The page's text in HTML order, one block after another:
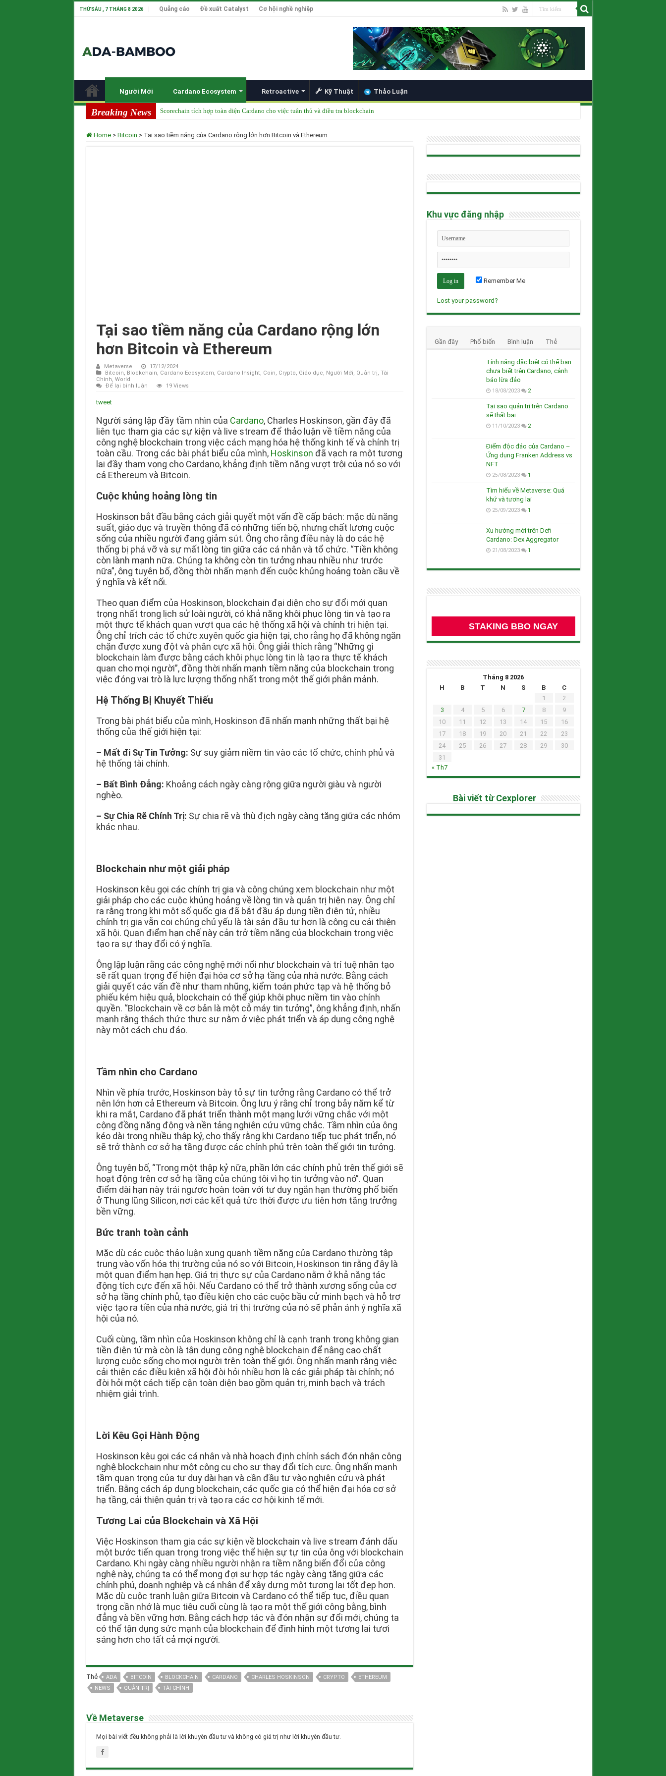
THỨ SÁU , 7 THÁNG 8 2026 Quảng cáo Đề xuất Catalyst Cơ hội nghề nghiệp
Người Mới Cardano Ecosystem Retroactive Kỹ Thuật Thảo Luận
Breaking News Scorechain tích hợp toàn diện Cardano cho việc tuân thủ và điều tra blockchain
Input Output Tiên Phong Đổi Mới Hợp Đồng Thông Minh cho Bitcoin, Mở Khóa DeFi và Tích Hợp Cardano
Home > Bitcoin > Tại sao tiềm năng của Cardano rộng lớn hơn Bitcoin và Ethereum
Tại sao tiềm năng của Cardano rộng lớn
hơn Bitcoin và Ethereum
Metaverse
17/12/2024
Bitcoin, Blockchain, Cardano Ecosystem, Cardano Insight, Coin, Crypto, Giáo dục, Người Mới, Quản trị, Tài
Chính, World
Để lại bình luận
19 Views
tweet
Người sáng lập đầy tầm nhìn của Cardano, Charles Hoskinson, gần đây đã
liên tục tham gia các sự kiện và live stream để thảo luận về tiềm năng của
công nghệ blockchain trong việc cách mạng hóa hệ thống kinh tế và chính trị
toàn cầu. Trong các bài phát biểu của mình, Hoskinson đã vạch ra một tương
lai đầy tham vọng cho Cardano, khẳng định tiềm năng vượt trội của nó so với
cả Ethereum và Bitcoin.
Cuộc khủng hoảng lòng tin
Hoskinson bắt đầu bằng cách giải quyết một vấn đề cấp bách: mặc dù năng
suất, giáo dục và truyền thông đã có những tiến bộ, nhưng chất lượng cuộc
sống của nhiều người đang giảm sút. Ông cho rằng điều này là do các hệ
thống bị phá vỡ và sự mất lòng tin giữa các cá nhân và tổ chức. “Tiền không
còn lành mạnh nữa. Chúng ta không còn tin tưởng nhau nhiều như trước
nữa”, ông tuyên bố, đồng thời nhấn mạnh đến cuộc khủng hoảng toàn cầu về
ý nghĩa và kết nối.
Theo quan điểm của Hoskinson, blockchain đại diện cho sự đổi mới quan
trọng nhất trong lịch sử loài người, có khả năng khôi phục lòng tin và tạo ra
một thực tế khách quan vượt qua các hệ thống xã hội và chính trị hiện tại.
Ông chỉ trích các tổ chức xuyên quốc gia hiện tại, cho rằng họ đã không ngăn
chặn được xung đột và phân cực xã hội. Ông giải thích rằng “Những gì
blockchain làm được bằng cách khôi phục lòng tin là tạo ra thực tế khách
quan cho mọi người”, đồng thời nhấn mạnh tiềm năng của blockchain trong
việc đóng vai trò là lực lượng thống nhất trong một thế giới phân mảnh.
Hệ Thống Bị Khuyết Thiếu
Trong bài phát biểu của mình, Hoskinson đã nhấn mạnh những thất bại hệ
thống của thế giới hiện tại:
– Mất đi Sự Tin Tưởng: Sự suy giảm niềm tin vào các tổ chức, chính phủ và
hệ thống tài chính.
– Bất Bình Đẳng: Khoảng cách ngày càng rộng giữa người giàu và người
nghèo.
– Sự Chia Rẽ Chính Trị: Sự chia rẽ và thù địch ngày càng tăng giữa các nhóm
khác nhau.
Blockchain như một giải pháp
Hoskinson kêu gọi các chính trị gia và công chúng xem blockchain như một
giải pháp cho các cuộc khủng hoảng về lòng tin và quản trị hiện nay. Ông chỉ
ra rằng trong khi một số quốc gia đã bắt đầu áp dụng tiền điện tử, nhiều
chính trị gia vẫn coi chúng chủ yếu là tài sản đầu tư hơn là công cụ cải thiện
xã hội. Quan điểm hạn chế này cản trở tiềm năng của blockchain trong việc
tạo ra sự thay đổi có ý nghĩa.
Ông lập luận rằng các công nghệ mới nổi như blockchain và trí tuệ nhân tạo
sẽ rất quan trọng để hiện đại hóa cơ sở hạ tầng của nhà nước. Bằng cách
giải quyết các vấn đề như tham nhũng, kiểm toán phức tạp và hệ thống bỏ
phiếu kém hiệu quả, blockchain có thể giúp khôi phục niềm tin vào chính
quyền. “Blockchain về cơ bản là một cỗ máy tin tưởng”, ông khẳng định, nhấn
mạnh rằng thách thức thực sự nằm ở việc phát triển và áp dụng công nghệ
này một cách chu đáo.
Tầm nhìn cho Cardano
Nhìn về phía trước, Hoskinson bày tỏ sự tin tưởng rằng Cardano có thể trở
nên lớn hơn cả Ethereum và Bitcoin. Ông lưu ý rằng chỉ trong bảy năm kể từ
khi ra mắt, Cardano đã phát triển thành một mạng lưới vững chắc với một
cộng đồng năng động và nền tảng nghiên cứu vững chắc. Tầm nhìn của ông
kéo dài trong nhiều thập kỷ, cho thấy rằng khi Cardano tiếp tục phát triển, nó
sẽ trở thành cơ sở hạ tầng được các chính phủ trên toàn thế giới tin tưởng.
Ông tuyên bố, “Trong một thập kỷ nữa, phần lớn các chính phủ trên thế giới sẽ
hoạt động trên cơ sở hạ tầng của chúng tôi vì họ tin tưởng vào nó”. Quan
điểm dài hạn này trái ngược hoàn toàn với tư duy ngắn hạn thường phổ biến
ở Thung lũng Silicon, nơi các kết quả tức thời được ưu tiên hơn tăng trưởng
bền vững.
Bức tranh toàn cảnh
Mặc dù các cuộc thảo luận xung quanh tiềm năng của Cardano thường tập
trung vào vốn hóa thị trường của nó so với Bitcoin, Hoskinson tin rằng đây là
một quan điểm hạn hẹp. Giá trị thực sự của Cardano nằm ở khả năng tác
động tích cực đến xã hội. Nếu Cardano có thể trở thành xương sống của cơ
sở hạ tầng chính phủ, tạo điều kiện cho các cuộc bầu cử minh bạch và hỗ trợ
việc tạo ra tiền của nhà nước, giá trị thị trường của nó sẽ phản ánh ý nghĩa xã
hội của nó.
Cuối cùng, tầm nhìn của Hoskinson không chỉ là cạnh tranh trong không gian
tiền điện tử mà còn là tận dụng công nghệ blockchain để nâng cao chất
lượng cuộc sống cho mọi người trên toàn thế giới. Ông nhấn mạnh rằng việc
cải thiện các điều kiện xã hội đòi hỏi nhiều hơn là các giải pháp tài chính; nó
đòi hỏi một cách tiếp cận toàn diện bao gồm quản trị, minh bạch và trách
nhiệm giải trình.
Lời Kêu Gọi Hành Động
Hoskinson kêu gọi các cá nhân và nhà hoạch định chính sách đón nhận công
nghệ blockchain như một công cụ cho sự thay đổi tích cực. Ông nhấn mạnh
tầm quan trọng của tư duy dài hạn và cần đầu tư vào nghiên cứu và phát
triển. Bằng cách áp dụng blockchain, các quốc gia có thể hiện đại hóa cơ sở
hạ tầng, cải thiện quản trị và tạo ra các cơ hội kinh tế mới.
Tương Lai của Blockchain và Xã Hội
Việc Hoskinson tham gia các sự kiện về blockchain và live stream đánh dấu
một bước tiến quan trọng trong việc thể hiện sự tự tin của ông với blockchain
Cardano. Khi ngày càng nhiều người nhận ra tiềm năng biến đổi của công
nghệ này, chúng ta có thể mong đợi sự hợp tác ngày càng tăng giữa các
chính phủ, doanh nghiệp và cá nhân để xây dựng một tương lai tốt đẹp hơn.
Mặc dù cuộc tranh luận giữa Bitcoin và Cardano có thể tiếp tục, điều quan
trọng cần nhớ là mục tiêu cuối cùng là tạo ra một thế giới công bằng, bình
đẳng và bền vững hơn. Bằng cách hợp tác và đón nhận sự đổi mới, chúng ta
có thể tận dụng sức mạnh của blockchain để định hình một tương lai tươi
sáng hơn cho tất cả mọi người.
Thẻ ADA BITCOIN BLOCKCHAIN CARDANO CHARLES HOSKINSON CRYPTO
ETHEREUM
NEWS
QUẢN TRỊ TÀI CHÍNH
Về Metaverse
Mọi bài viết đều không phải là lời khuyên đầu tư và không có giá trị như lời khuyên đầu tư.
Khu vực đăng nhập
Remember Me
Lost your password?
Gần đây Phổ biến Bình luận Thẻ
Tính năng đặc biệt có thể bạn
chưa biết trên Cardano, cảnh
báo lừa đảo
18/08/2023 2
Tại sao quản trị trên Cardano
sẽ thất bại
11/10/2023 2
Điểm độc đáo của Cardano –
Ứng dụng Franken Address vs
NFT
25/08/2023 1
Tìm hiểu về Metaverse: Quá
khứ và tương lai
25/09/2023 1
Xu hướng mới trên Defi
Cardano: Dex Aggregator
21/08/2023 1
STAKING BBO NGAY
Tháng 8 2026
H
B T N S B
C
1
2
3
4 5 6 7 8
9
10
11 12 13 14 15
16
17
18 19 20 21 22
23
24
25 26 27 28 29
30
31
« Th7
Bài viết từ Cexplorer